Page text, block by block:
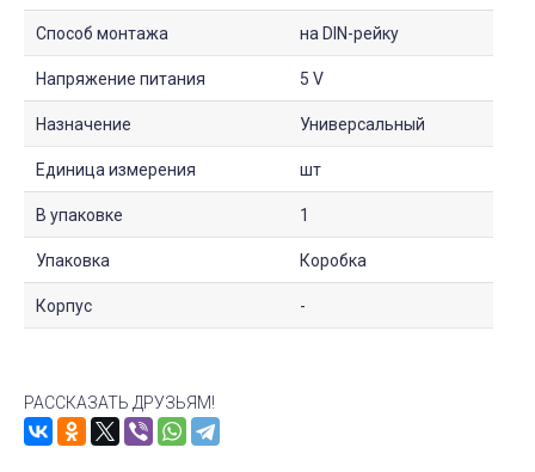
Способ монтажа на DIN-рейку
Напряжение питания 5 V
Назначение Универсальный
Единица измерения шт
В упаковке 1
Упаковка Коробка
Корпус -
РАССКАЗАТЬ ДРУЗЬЯМ!